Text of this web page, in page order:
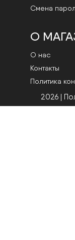
Смена
О
О нас
Контакты
Политика
2026 |